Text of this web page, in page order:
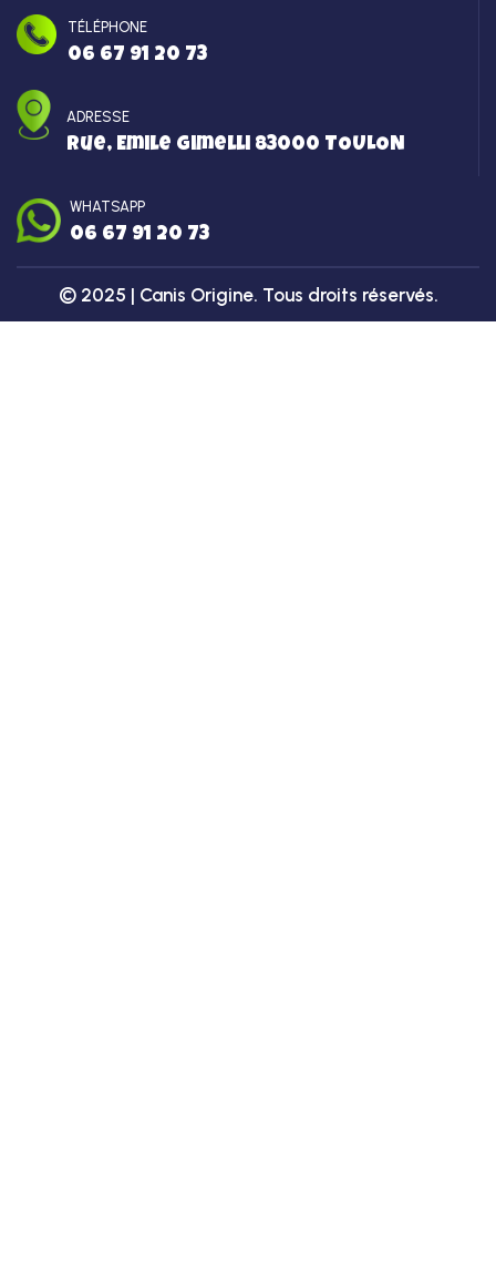
TÉLÉPHONE
06 67 91 20 73
ADRESSE
Rue, Emile Gimelli 83000 TOULON
WHATSAPP
06 67 91 20 73
© 2025 | Canis Origine. Tous droits réservés.